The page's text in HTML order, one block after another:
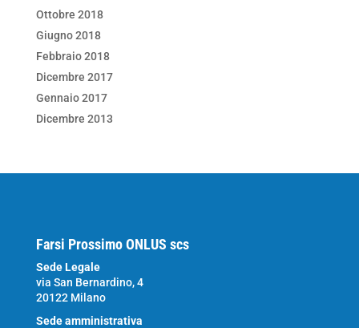
Ottobre 2018
Giugno 2018
Febbraio 2018
Dicembre 2017
Gennaio 2017
Dicembre 2013
Farsi Prossimo ONLUS scs
Sede Legale
via San Bernardino, 4
20122 Milano
Sede amministrativa